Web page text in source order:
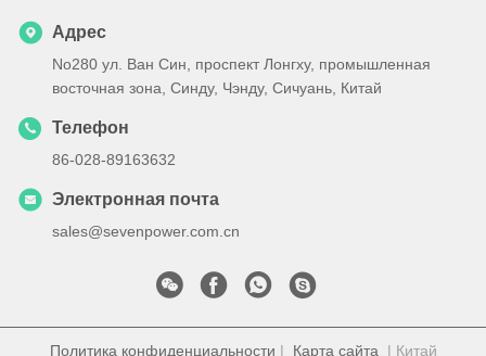
Адрес
No280 ул. Ван Син, проспект Лонгху, промышленная
восточная зона, Синду, Чэнду, Сичуань, Китай
Телефон
86-028-89163632
Электронная почта
sales@sevenpower.com.cn
Политика конфиденциальности | Карта сайта| Китай